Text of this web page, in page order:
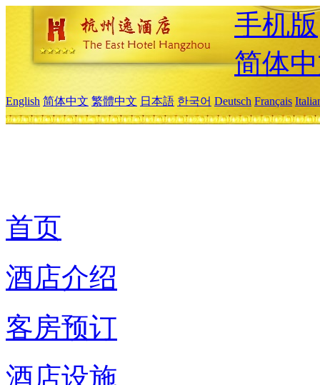
手机版
简体
English 简体中文 繁體中文 日本語 한국어 Deutsch Français
首页
酒店介绍
客房预订
酒店设施